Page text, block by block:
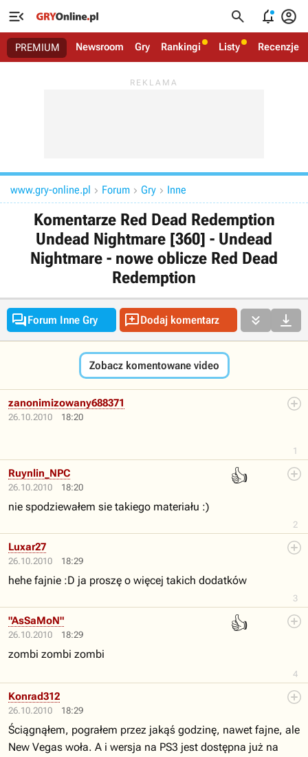
   
PREMIUM Newsroom Gry Rankingi Listy Recenzje
www.gry-online.pl  Forum  Gry  Inne
Komentarze Red Dead Redemption
Undead Nightmare [360] - Undead
Nightmare - nowe oblicze Red Dead
Redemption
Forum Inne Gry Dodaj komentarz  
Zobacz komentowane video
26.10.2010 18:20
1
zanonimizowany688371
26.10.2010 18:20
👍
2
Ruynlin_NPC
nie spodziewałem sie takiego materiału :)
26.10.2010 18:29
3
Luxar27
hehe fajnie :D ja proszę o więcej takich dodatków
26.10.2010 18:29
👍
4
"AsSaMoN"
zombi zombi zombi
26.10.2010 18:29
Konrad312
Ściągnąłem, pograłem przez jakąś godzinę, nawet fajne, ale
New Vegas woła. A i wersja na PS3 jest dostępna już na